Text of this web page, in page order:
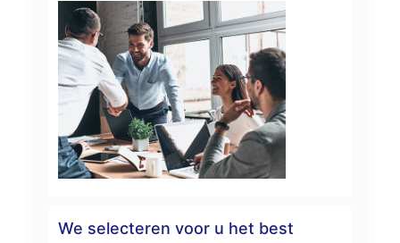
We selecteren voor u het best